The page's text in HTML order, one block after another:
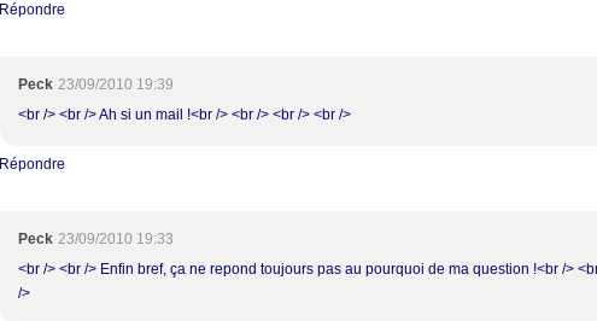
Répondre
Peck 23/09/2010 19:39
<br /> <br /> Ah si un mail !<br /> <br /> <br /> <br />
Répondre
Peck 23/09/2010 19:33
<br /> <br /> Enfin bref, ça ne repond toujours pas au pourquoi de ma question !<br />
/>